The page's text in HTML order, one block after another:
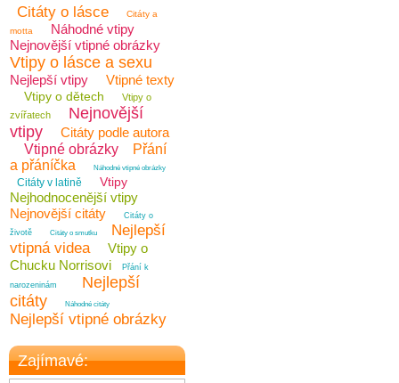
Citáty o lásce
Citáty a
motta
Náhodné vtipy
Nejnovější vtipné obrázky
Vtipy o lásce a sexu
Nejlepší vtipy Vtipné texty
Vtipy o dětech
Vtipy o
zvířatech
Nejnovější
vtipy
Citáty podle autora
Vtipné obrázky
Přání
a přáníčka
Náhodné vtipné obrázky
Citáty v latině Vtipy
Nejhodnocenější vtipy
Nejnovější citáty
Citáty o
životě
Citáty o smutku
Nejlepší
vtipná videa
Vtipy o
Chucku Norrisovi
Přání k
narozeninám
Nejlepší
citáty
Náhodné citáty
Nejlepší vtipné obrázky
Zajímavé: